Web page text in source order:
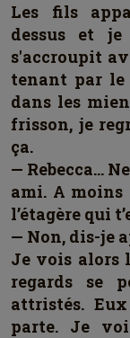
Les fils
dessus et
s'accroupit
tenant par le
dans les
frisson, je
ça.
— Rebecca…
ami. A
l’étagère qui
— Non, dis-je
Je vois alors
regards se
attristés.
parte. Je